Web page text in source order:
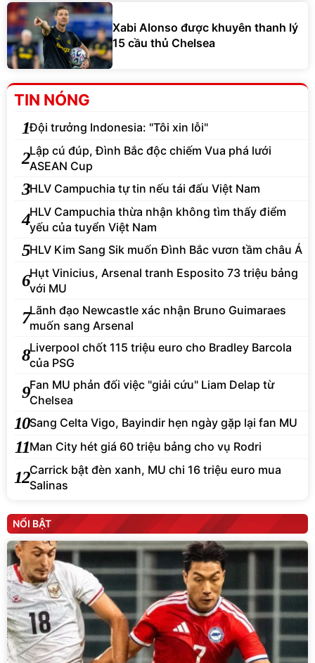
Xabi Alonso được khuyên thanh lý
15 cầu thủ Chelsea
TIN NÓNG
1Đội trưởng Indonesia: "Tôi xin lỗi"
2Lập cú đúp, Đình Bắc độc chiếm Vua phá lưới
ASEAN Cup
3HLV Campuchia tự tin nếu tái đấu Việt Nam
4HLV Campuchia thừa nhận không tìm thấy điểm
yếu của tuyển Việt Nam
5HLV Kim Sang Sik muốn Đình Bắc vươn tầm châu Á
6Hụt Vinicius, Arsenal tranh Esposito 73 triệu bảng
với MU
7Lãnh đạo Newcastle xác nhận Bruno Guimaraes
muốn sang Arsenal
8Liverpool chốt 115 triệu euro cho Bradley Barcola
của PSG
9Fan MU phản đối việc "giải cứu" Liam Delap từ
Chelsea
10Sang Celta Vigo, Bayindir hẹn ngày gặp lại fan MU
11Man City hét giá 60 triệu bảng cho vụ Rodri
12Carrick bật đèn xanh, MU chi 16 triệu euro mua
Salinas
NỔI BẬT